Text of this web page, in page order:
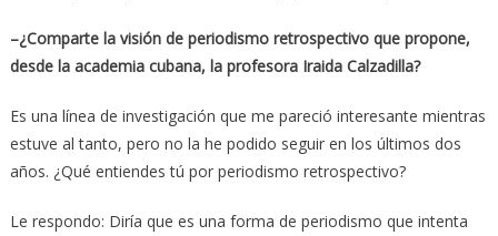
–¿Comparte la visión de periodismo retrospectivo que propone,
desde la academia cubana, la profesora Iraida Calzadilla?
Es una línea de investigación que me pareció interesante mientras
estuve al tanto, pero no la he podido seguir en los últimos dos
años. ¿Qué entiendes tú por periodismo retrospectivo?
Le respondo: Diría que es una forma de periodismo que intenta